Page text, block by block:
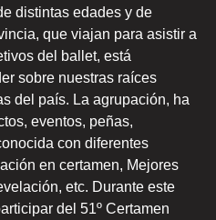
distintas edades y de
que viajan para asistir a
del ballet, está
sobre nuestras raíces
del país. La agrupación, ha
eventos, peñas,
con diferentes
en certamen, Mejores
etc. Durante este
del 51º Certamen